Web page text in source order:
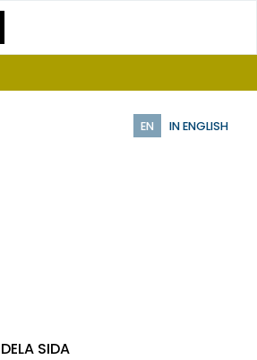
EN IN ENGLISH
DELA SIDA